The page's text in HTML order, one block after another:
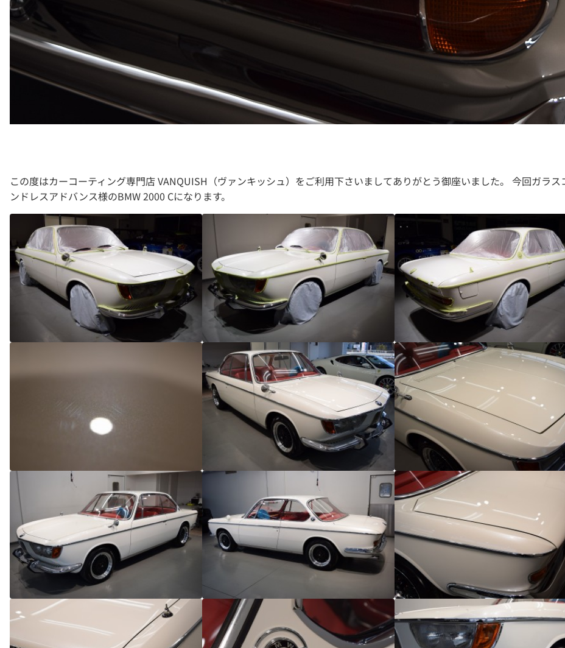
この度はカーコーティング専門店 VANQUISH（ヴァンキッシュ）をご利用下さいましてありがとう御座いました。 今回ガラ
ンドレスアドバンス様のBMW 2000 Cになります。